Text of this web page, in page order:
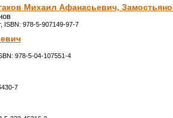
Михаил Афанасьевич,
ISBN: 978-5-907149-97-7
978-5-04-107551-4
7